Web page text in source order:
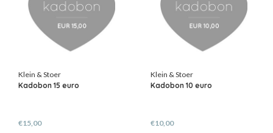
Klein & Stoer
Kadobon 15 euro
€15,00
Klein & Stoer
Kadobon 10 euro
€10,00